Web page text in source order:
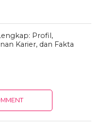
Profil,
Karier, dan Fakta